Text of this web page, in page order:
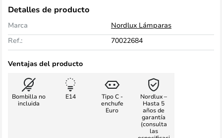
Detalles de producto
Marca
Nordlux Lámparas
Ref.:
70022684
Ventajas del producto
Bombilla no
incluida
E14
Tipo C -
enchufe
Euro
Nordlux –
Hasta 5
años de
garantía
(consulta
las